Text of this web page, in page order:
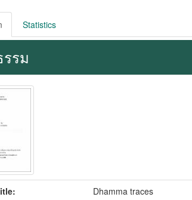
Statistics
รม
Dhamma traces